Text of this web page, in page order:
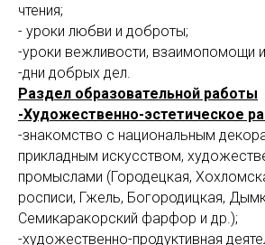
чтения;
- уроки любви и доброты;
-уроки вежливости, взаимопомощи
-дни добрых дел.
Раздел образовательной работы
-Художественно-эстетическое
-знакомство с национальным
прикладным искусством,
промыслами (Городецкая,
росписи, Гжель, Богородицкая,
Семикаракорский фарфор и др.);
-художественно-продуктивная